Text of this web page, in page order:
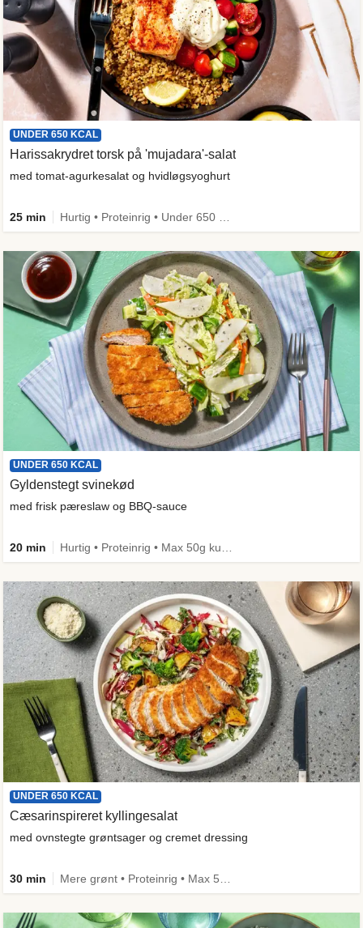
UNDER 650 KCAL
Harissakrydret torsk på 'mujadara'-salat
med tomat-agurkesalat og hvidløgsyoghurt
25 min
UNDER 650 KCAL
Gyldenstegt svinekød
med frisk pæreslaw og BBQ-sauce
20 min
UNDER 650 KCAL
Cæsarinspireret kyllingesalat
med ovnstegte grøntsager og cremet dressing
30 min